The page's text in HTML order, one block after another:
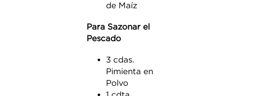
de Maíz
Para Sazonar el
Pescado
3 cdas.
Pimienta en
Polvo